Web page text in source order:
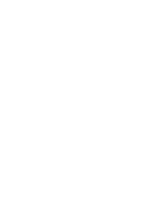
Wechsel der